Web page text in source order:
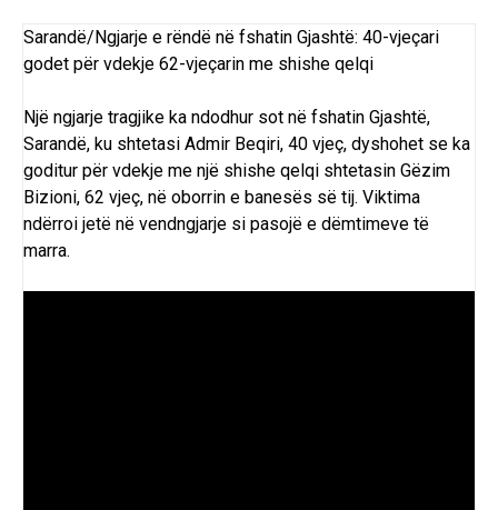
Sarandë/Ngjarje e rëndë në fshatin Gjashtë: 40-vjeçari
godet për vdekje 62-vjeçarin me shishe qelqi
Një ngjarje tragjike ka ndodhur sot në fshatin Gjashtë,
Sarandë, ku shtetasi Admir Beqiri, 40 vjeç, dyshohet se ka
goditur për vdekje me një shishe qelqi shtetasin Gëzim
Bizioni, 62 vjeç, në oborrin e banesës së tij. Viktima
ndërroi jetë në vendngjarje si pasojë e dëmtimeve të
marra.